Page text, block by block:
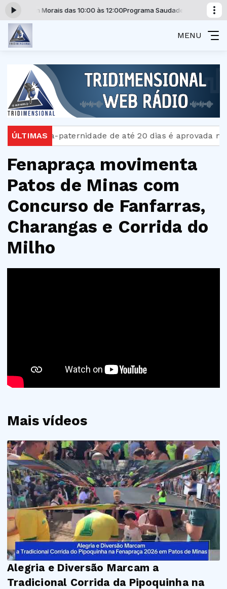
Waldson Morais das 10:00 às 12:00Programa Saudade Não Tem
MENU
ÚLTIMAS
Licença-paternidade de até 20 dias é aprovada no
Fenapraça movimenta
Patos de Minas com
Concurso de Fanfarras,
Charangas e Corrida do
Milho
Mais vídeos
Alegria e Diversão Marcam a
Tradicional Corrida da Pipoquinha na